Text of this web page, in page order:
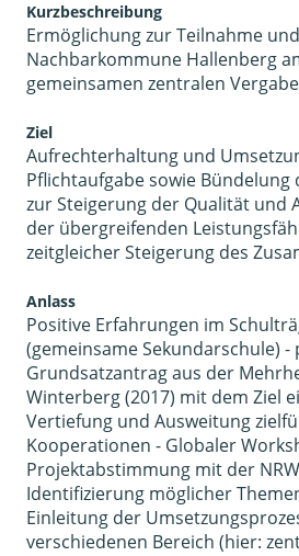
Kurzbeschreibung
Ermöglichung zur Teilnahme
Nachbarkommune Hallenberg
gemeinsamen zentralen
Ziel
Aufrechterhaltung und
Pflichtaufgabe sowie Bündelung
zur Steigerung der Qualität und
der übergreifenden
zeitgleicher Steigerung des
Anlass
Positive Erfahrungen im
(gemeinsame Sekundarschule)
Grundsatzantrag aus der
Winterberg (2017) mit dem Ziel
Vertiefung und Ausweitung
Kooperationen - Globaler
Projektabstimmung mit der
Identifizierung möglicher
Einleitung der
verschiedenen Bereich (hier: